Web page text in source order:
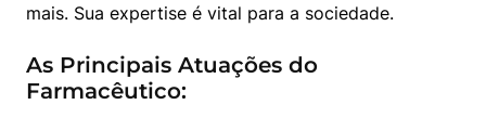
mais. Sua expertise é vital para a sociedade.
As Principais Atuações do
Farmacêutico: